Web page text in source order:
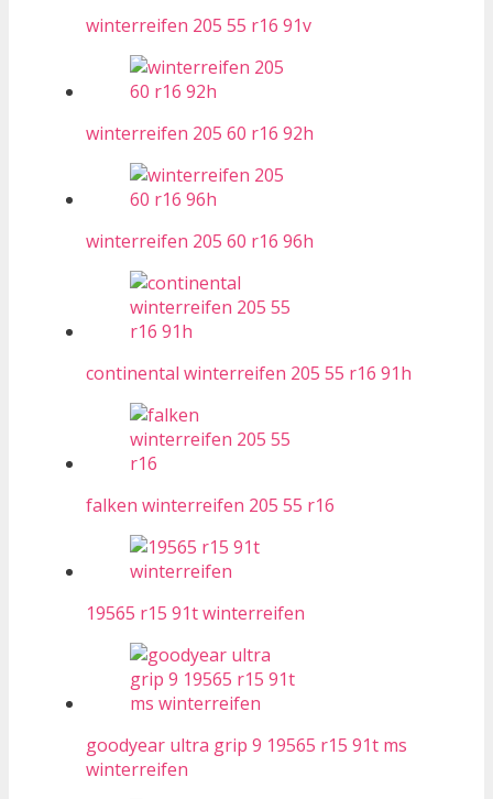
winterreifen 205 55 r16 91v
winterreifen 205 60 r16 92h
winterreifen 205 60 r16 96h
continental winterreifen 205 55 r16 91h
falken winterreifen 205 55 r16
19565 r15 91t winterreifen
goodyear ultra grip 9 19565 r15 91t ms
winterreifen